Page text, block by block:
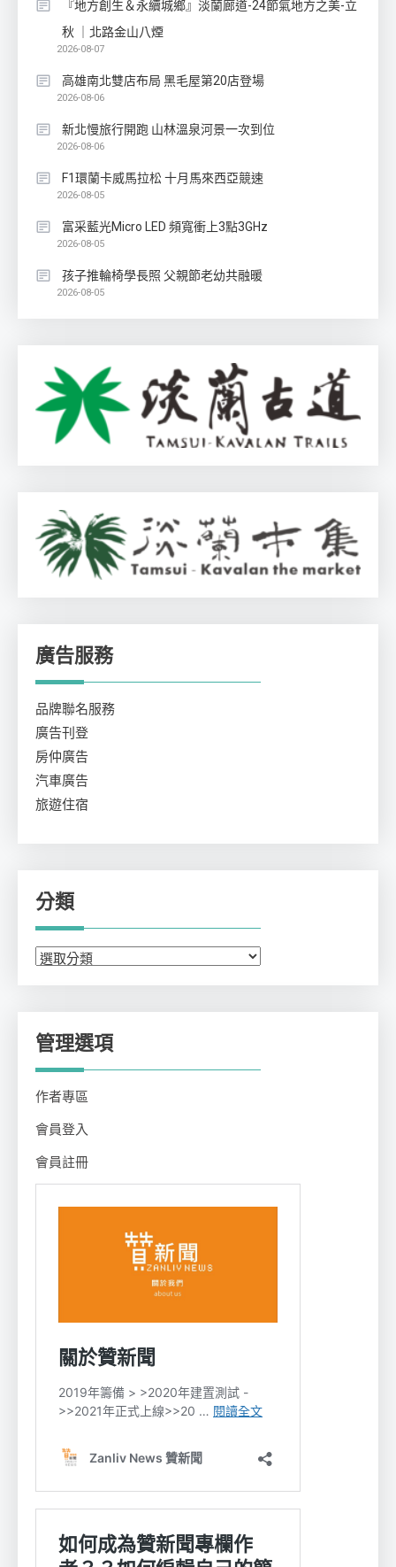
『地方創生＆永續城鄉』淡蘭廊道-24節氣地方之美-立
秋 ｜北路金山八煙
2026-08-07
高雄南北雙店布局 黑毛屋第20店登場
2026-08-06
新北慢旅行開跑 山林溫泉河景一次到位
2026-08-06
F1環蘭卡威馬拉松 十月馬來西亞競速
2026-08-05
富采藍光Micro LED 頻寬衝上3點3GHz
2026-08-05
孩子推輪椅學長照 父親節老幼共融暖
2026-08-05
廣告服務
品牌聯名服務
廣告刊登
房仲廣告
汽車廣告
旅遊住宿
分類
分
管理選項
作者專區
會員登入
會員註冊